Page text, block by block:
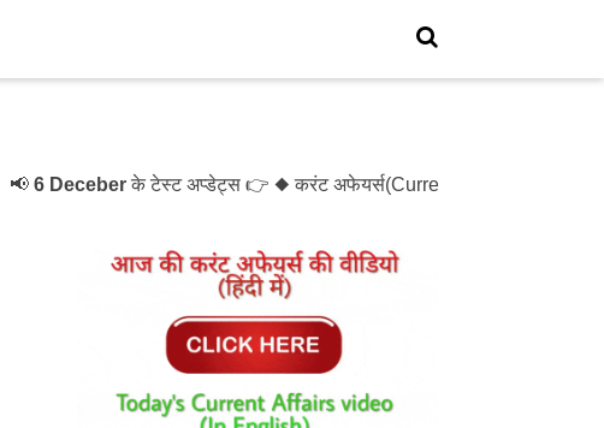
6 Deceberके टेस्ट अप्डेट्स 👉 ◆ करंट अफेयर्स(Current Affairs)- Test- 1214 ◆